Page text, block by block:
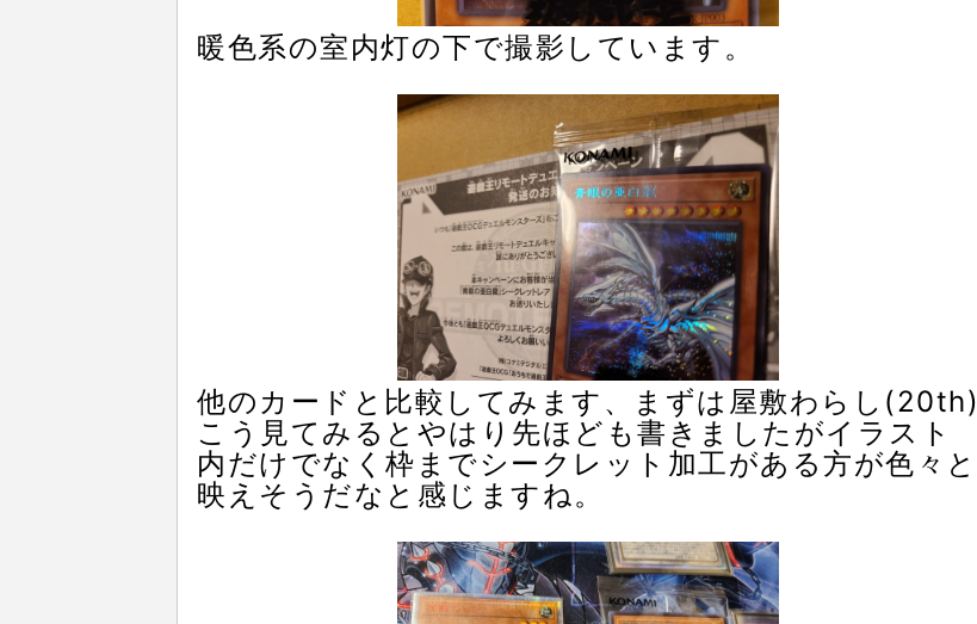
暖色系の室内灯の下で撮影しています。
他のカードと比較してみます、まずは屋敷わらし(20th)
こう見てみるとやはり先ほども書きましたがイラスト
内だけでなく枠までシークレット加工がある方が色々と
映えそうだなと感じますね。